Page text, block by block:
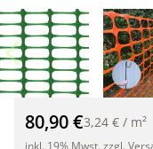
MEDIUM
80,90 €3,24 € / m²
inkl. 19% Mwst. zzgl.